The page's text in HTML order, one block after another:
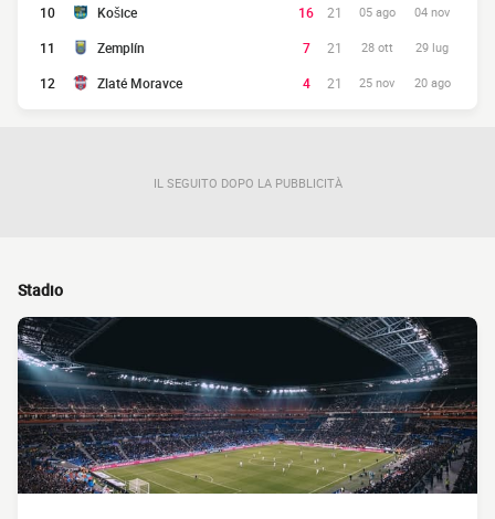
10 Košice 16 21 05 ago 04 nov
11 Zemplín 7 21 28 ott 29 lug
12 Zlaté Moravce 4 21 25 nov 20 ago
IL SEGUITO DOPO LA PUBBLICITÀ
Stadio